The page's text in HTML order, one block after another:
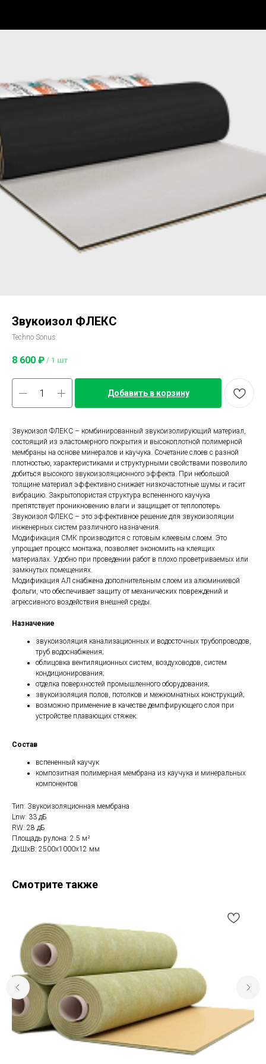
Звукоизол ФЛЕКС
Techno Sonus
8 600 ₽ / 1 шт
Добавить в корзину
Звукоизол ФЛЕКС – комбинированный звукоизолирующий материал,
состоящий из эластомерного покрытия и высокоплотной полимерной
мембраны на основе минералов и каучука. Сочетание слоев с разной
плотностью, характеристиками и структурными свойствами позволило
добиться высокого звукоизоляционного эффекта. При небольшой
толщине материал эффективно снижает низкочастотные шумы и гасит
вибрацию. Закрытопористая структура вспененного каучука
препятствует проникновению влаги и защищает от теплопотерь.
Звукоизол ФЛЕКС – это эффективное решение для звукоизоляции
инженерных систем различного назначения.
Модификация СМК производится с готовым клеевым слоем. Это
упрощает процесс монтажа, позволяет экономить на клеящих
материалах. Удобно при проведении работ в плохо проветриваемых или
замкнутых помещениях.
Модификация АЛ снабжена дополнительным слоем из алюминиевой
фольги, что обеспечивает защиту от механических повреждений и
агрессивного воздействия внешней среды.
Назначение
звукоизоляция канализационных и водосточных трубопроводов,
труб водоснабжения;
облицовка вентиляционных систем, воздуховодов, систем
кондиционирования;
отделка поверхностей промышленного оборудования;
звукоизоляция полов, потолков и межкомнатных конструкций;
возможно применение в качестве демпфирующего слоя при
устройстве плавающих стяжек.
Состав
вспененный каучук
композитная полимерная мембрана из каучука и минеральных
компонентов
Тип: Звукоизоляционная мембрана
Lnw: 33 дБ
RW: 28 дБ
Площадь рулона: 2.5 м²
ДxШxВ: 2500x1000x12 мм
Смотрите также